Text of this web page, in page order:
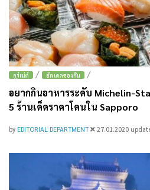
กูร์เม่ต์ / อัพเดตของกิน /
อยากกินอาหารระดับ Michelin-
5 ร้านเด็ดราคาโดนใน Sapporo
by EDITORIAL DEPARTMENT 27.01.2020